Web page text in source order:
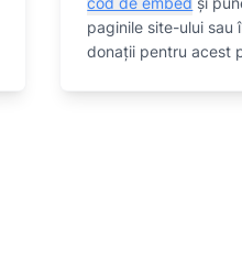
paginile site-ului sau
donații pentru acest